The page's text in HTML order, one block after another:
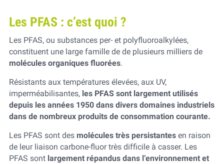
Les PFAS : c’est quoi ?
Les PFAS, ou substances per- et polyfluoroalkylées,
constituent une large famille de de plusieurs milliers de
molécules organiques fluorées.
Résistants aux températures élevées, aux UV,
imperméabilisantes, les PFAS sont largement utilisés
depuis les années 1950 dans divers domaines industriels
dans de nombreux produits de consommation courante.
Les PFAS sont des molécules très persistantes en raison
de leur liaison carbone-fluor très difficile à casser. Les
PFAS sontlargement répandus dans l’environnement et